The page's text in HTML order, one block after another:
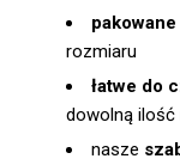
rozmiaru
łatwe do
dowolną ilość
nasze